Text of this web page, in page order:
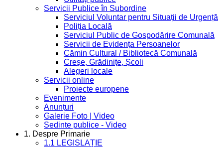
Servicii Publice în Subordine
Serviciul Voluntar pentru Situații de Urgență
Poliția Locală
Serviciul Public de Gospodărire Comunală
Servicii de Evidența Persoanelor
Cămin Cultural / Bibliotecă Comunală
Creșe, Grădinițe, Școli
Alegeri locale
Servicii online
Proiecte europene
Evenimente
Anunțuri
Galerie Foto | Video
Sedinte publice - Video
1. Despre Primarie
1.1 LEGISLAȚIE